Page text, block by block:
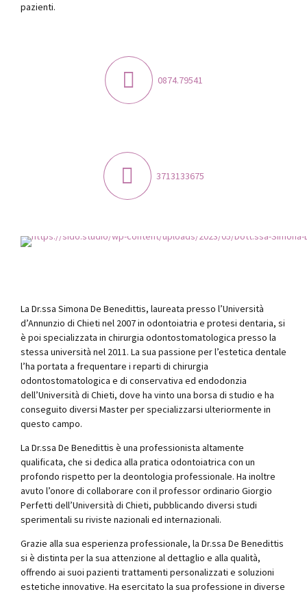
pazienti.
0874.79541
3713133675
Dott.ssa Simona De
La Dr.ssa Simona De Benedittis, laureata presso l’Università
d’Annunzio di Chieti nel 2007 in odontoiatria e protesi dentaria, si
è poi specializzata in chirurgia odontostomatologica presso la
stessa università nel 2011. La sua passione per l’estetica dentale
l’ha portata a frequentare i reparti di chirurgia
odontostomatologica e di conservativa ed endodonzia
dell’Università di Chieti, dove ha vinto una borsa di studio e ha
conseguito diversi Master per specializzarsi ulteriormente in
questo campo.
La Dr.ssa De Benedittis è una professionista altamente
qualificata, che si dedica alla pratica odontoiatrica con un
profondo rispetto per la deontologia professionale. Ha inoltre
avuto l’onore di collaborare con il professor ordinario Giorgio
Perfetti dell’Università di Chieti, pubblicando diversi studi
sperimentali su riviste nazionali ed internazionali.
Grazie alla sua esperienza professionale, la Dr.ssa De Benedittis
si è distinta per la sua attenzione al dettaglio e alla qualità,
offrendo ai suoi pazienti trattamenti personalizzati e soluzioni
estetiche innovative. Ha esercitato la sua professione in diverse